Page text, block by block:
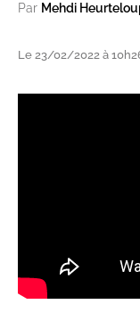
Par Mehdi
Le 23/02/2022 à